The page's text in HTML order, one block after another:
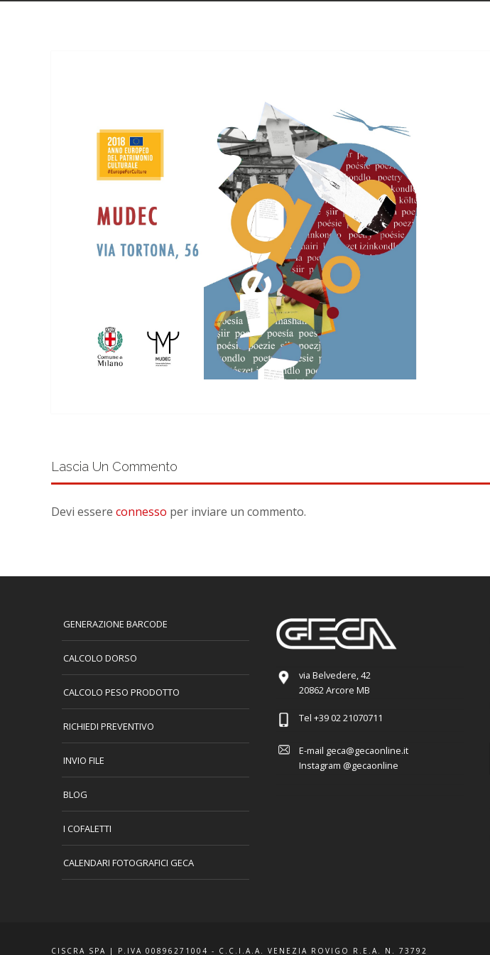
Lascia Un Commento
Devi essere connesso per inviare un commento.
GENERAZIONE BARCODE
CALCOLO DORSO
CALCOLO PESO PRODOTTO
RICHIEDI PREVENTIVO
INVIO FILE
BLOG
I COFALETTI
CALENDARI FOTOGRAFICI GECA
via Belvedere, 42
20862 Arcore MB
Tel +39 02 21070711
E-mail geca@gecaonline.it
Instagram @gecaonline
CISCRA SPA | P.IVA 00896271004 - C.C.I.A.A. VENEZIA ROVIGO R.E.A. N. 73792